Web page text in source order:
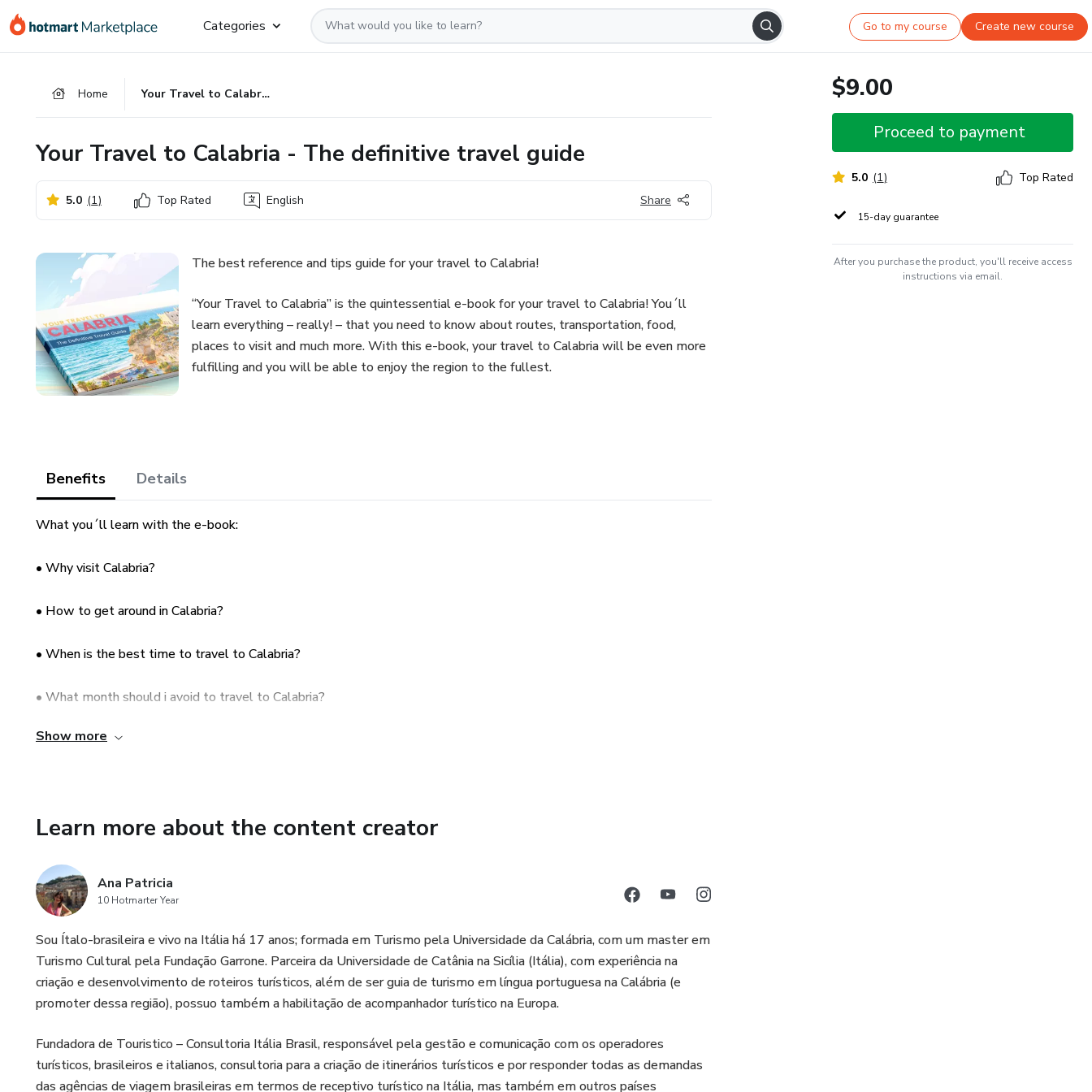
Go
Go
Go
Categories Go to my course Create new course
Home Your Travel to Calabria - The definitive travel guide
Your Travel to Calabria - The definitive travel guide
5.0 (1) Top Rated English Share
The best reference and tips guide for your travel to Calabria!
“Your Travel to Calabria” is the quintessential e-book for your travel to Calabria! You´ll
learn everything – really! – that you need to know about routes, transportation, food,
places to visit and much more. With this e-book, your travel to Calabria will be even more
fulfilling and you will be able to enjoy the region to the fullest.
Benefits Details
What you´ll learn with the e-book:
• Why visit Calabria?
• How to get around in Calabria?
• When is the best time to travel to Calabria?
• What month should i avoid to travel to Calabria?
• Calabria for children
• Organizing your itinerary
in four days
in five days
in 12 days
• Itinerary in Calabria using public transport
• What to do in Reggio Calabria
• What to do in Cosenza, the Athens of the South
Show more
Learn more about the content creator
Ana Patricia
10 Hotmarter Year
Sou Ítalo-brasileira e vivo na Itália há 17 anos; formada em Turismo pela Universidade da Calábria, com um master em
Turismo Cultural pela Fundação Garrone. Parceira da Universidade de Catânia na Sicília (Itália), com experiência na
criação e desenvolvimento de roteiros turísticos, além de ser guia de turismo em língua portuguesa na Calábria (e
promoter dessa região), possuo também a habilitação de acompanhador turístico na Europa.
Fundadora de Touristico – Consultoria Itália Brasil, responsável pela gestão e comunicação com os operadores
turísticos, brasileiros e italianos, consultoria para a criação de itinerários turísticos e por responder todas as demandas
das agências de viagem brasileiras em termos de receptivo turístico na Itália, mas também em outros países
$9.00
Proceed to payment
5.0 (1) Top Rated
15-day guarantee
After you purchase the product, you'll receive access
instructions via email.